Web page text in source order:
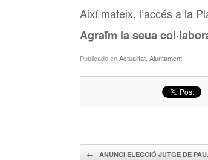
Així mateix, l’accés a la
Agraïm la seua
Publicado enActualitat Ajuntament
Navegador de artículos
← ANUNCI ELECCIÓ JUTGE DE